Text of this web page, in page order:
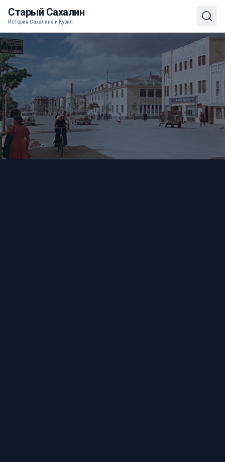
Старый Сахалин
История Сахалина и Курил